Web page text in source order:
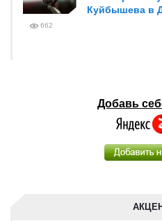
Куйбышева в
662
Добавь